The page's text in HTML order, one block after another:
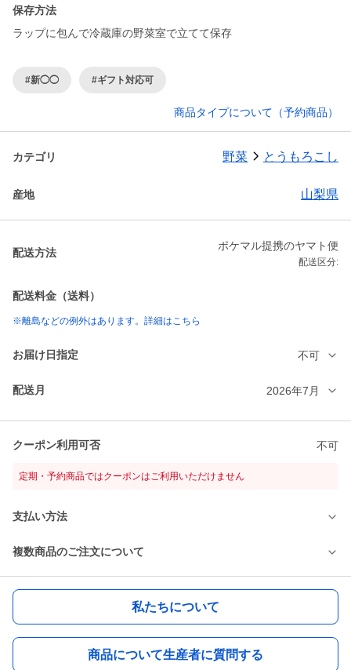
保存方法
ラップに包んで冷蔵庫の野菜室で立てて保存
#新◯◯ #ギフト対応可
商品タイプについて（予約商品）
カテゴリ 野菜 とうもろこし
産地 山梨県
配送方法
ポケマル提携のヤマト便
配送区分:
配送料金（送料）
※離島などの例外はあります。詳細はこちら
お届け日指定 不可
配送月 2026年7月
クーポン利用可否 不可
定期・予約商品ではクーポンはご利用いただけません
支払い方法
複数商品のご注文について
私たちについて
商品について生産者に質問する